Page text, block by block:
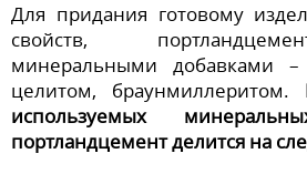
Для придания готовому
свойств,
минеральными добавками –
целитом, браунмиллеритом.
используемых
портландцемент делится на